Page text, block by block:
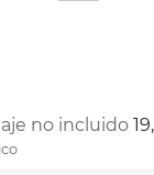
no incluido